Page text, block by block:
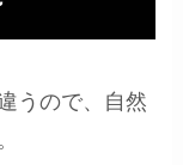
うので、自然